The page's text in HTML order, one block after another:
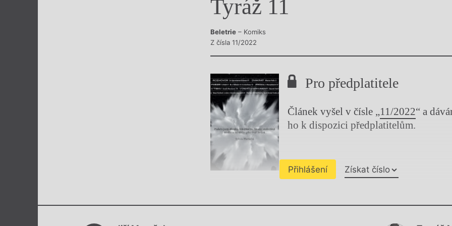
Výroční cenyTyráž 11
Beletrie – Komiks
Z čísla 11/2022
Pro předplatitele
Článek vyšel v čísle „11/2022“ a
ho k dispozici předplatitelům.
Přihlášení Získat číslo
Chviličku.